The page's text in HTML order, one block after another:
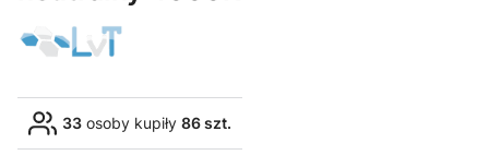
33 osoby kupiły 86 szt.